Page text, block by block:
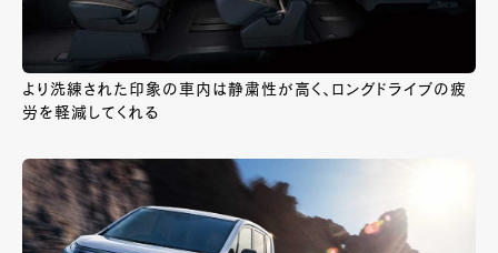
より洗練された印象の車内は静粛性が高く、ロングドライブの疲
労を軽減してくれる